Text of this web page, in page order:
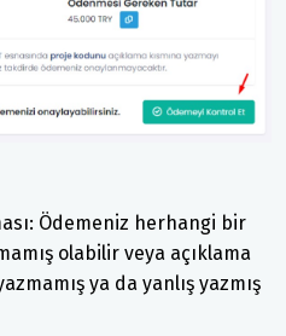
Ödemeniz herhangi bir
olabilir veya açıklama
ya da yanlış yazmış